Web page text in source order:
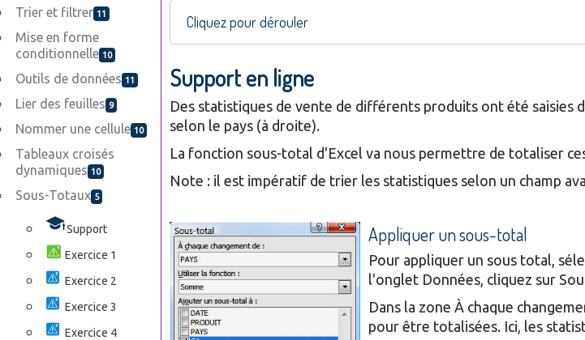
Trier et filtrer 11
Mise en forme
conditionnelle 10
Outils de données 11
Lier des feuilles 9
Nommer une cellule 10
Tableaux croisés
dynamiques 10
Sous-Totaux 5
Support
Exercice 1
Exercice 2
Exercice 3
Exercice 4
Cliquez pour dérouler
Support en ligne
Des statistiques de vente de différents produits ont été saisies
selon le pays (à droite).
La fonction sous-total d'Excel va nous permettre de totaliser
Note : il est impératif de trier les statistiques selon un champ
Appliquer un sous-total
Pour appliquer un sous total,
l'onglet Données, cliquez sur
Dans la zone À chaque
pour être totalisées. Ici, les